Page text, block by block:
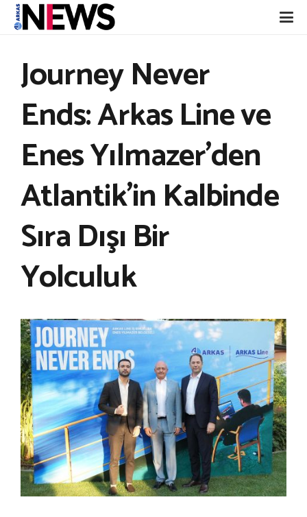
Journey Never
Ends: Arkas Line ve
Enes Yılmazer’den
Atlantik’in Kalbinde
Sıra Dışı Bir
Yolculuk